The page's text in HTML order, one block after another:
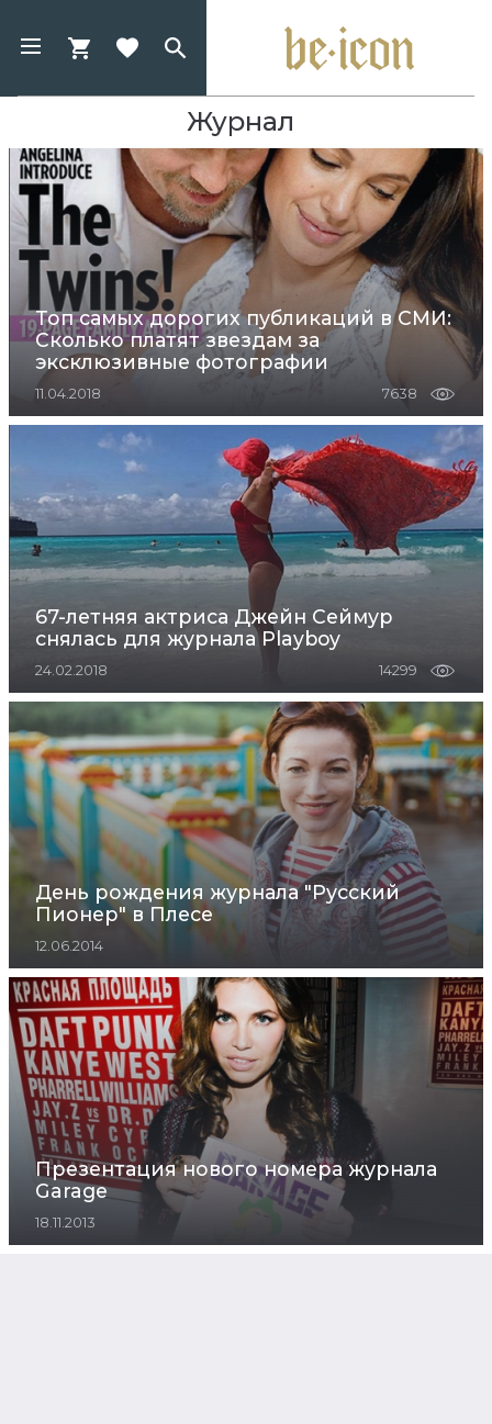
Журнал
Топ самых дорогих публикаций в СМИ:
Сколько платят звездам за
эксклюзивные фотографии
11.04.2018 7638
67-летняя актриса Джейн Сеймур
снялась для журнала Playboy
24.02.2018 14299
День рождения журнала "Русский
Пионер" в Плесе
12.06.2014
Презентация нового номера журнала
Garage
18.11.2013